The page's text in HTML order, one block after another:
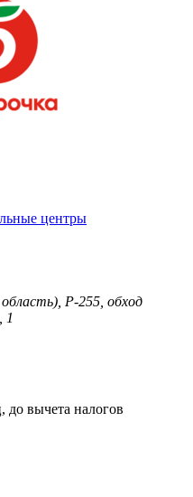
центры
Р-255, обход
1
до вычета налогов